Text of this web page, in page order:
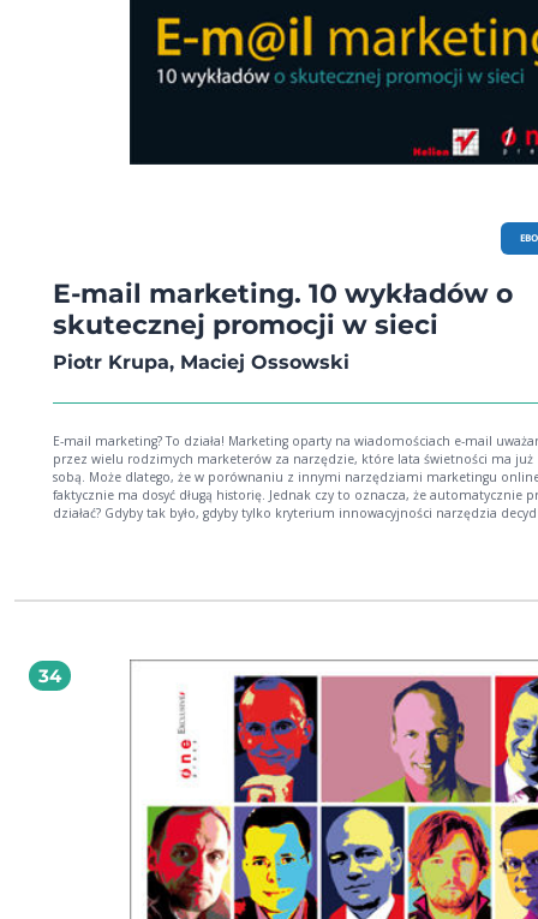
E-mail marketing. 10 wykładów o
skutecznej promocji w sieci
Piotr Krupa, Maciej Ossowski
E-mail marketing? To działa! Marketing oparty na wiadomościach e-mail uważany jest
przez wielu rodzimych marketerów za narzędzie, które lata świetności ma już
sobą. Może dlatego, że w porównaniu z innymi narzędziami marketingu
faktycznie ma dosyć długą historię. Jednak czy to oznacza, że automatycznie
działać? Gdyby tak było, gdyby tylko kryterium innowacyjności narzędzia
sposób opisują elementy czy strategie kampanii tego typu. Autorzy tej
stała się idealnym kompendium wiedzy zarówno dla osób, które dopiero
tajniki tematu, jak i tych, które szukają pomysłów na zwiększenie poziomu
zaawansowania prowadzonych już kampanii. Maciej Ossowski - dyrektor działu
edukacji w GetResponse. Absolwent Uniwersytetu Gdańskiego oraz studiów
podyplomowych na kierunku marketing internetowy w Szkole Głównej
Warszawie. Redaktor naczelny EmailMarketing.pl oraz publicysta
czołowymi serwisami marketingowymi i magazynami branżowymi. Aktywny
polskich i międzynarodowych organizacji branżowych: MAAWG, Email
Council, Email Sender and Provider Coalition czy IAB Polska. Wykładowca na
Uniwersytecie Konwersji CENEO, prelegent (IAB Showcase, Email Camp, Kongres
Marketing Online Masterclass). Pracuje m.in. dla Carrefour Polska, Pernod Ricard
Polska, MyDeal.pl. Kontakt z autorem: maciej.ossowski@getresponse.com. Piotr Krupa
- koordynator ds. PR w GetResponse. Absolwent Wydziału Dziennikarstwa i
Politycznych Uniwersytetu Warszawskiego oraz posiadacz Certyfikatu London
of Public Relations. Jeden z autorów bloga EmailMarketing.pl, publicysta
34